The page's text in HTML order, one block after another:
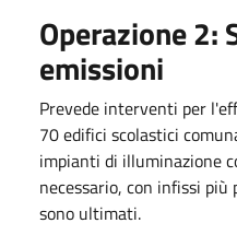
Operazione 2:
emissioni
Prevede interventi per
70 edifici scolastici
impianti di illuminazione
necessario, con infissi
sono ultimati.